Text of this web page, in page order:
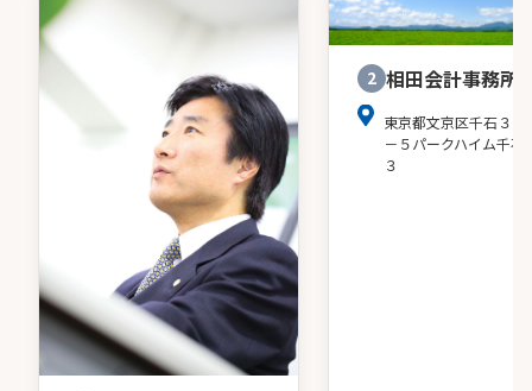
2 相田会計事務所
東京都文京区千石３－
－５パークハイム千石
３